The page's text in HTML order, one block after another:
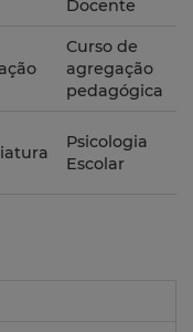
Docente
Curso de
agregação
pedagógica
Psicologia
Escolar